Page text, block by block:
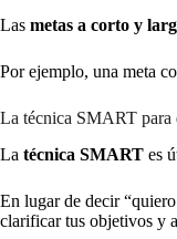
Las metas a corto y
Por ejemplo, una meta
La técnica SMART
La técnica SMART es
En lugar de decir
clarificar tus objetivos y